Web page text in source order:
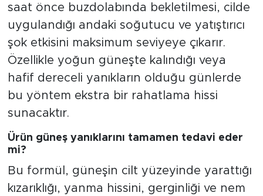
saat önce buzdolabında bekletilmesi, cilde
uygulandığı andaki soğutucu ve yatıştırıcı
şok etkisini maksimum seviyeye çıkarır.
Özellikle yoğun güneşte kalındığı veya
hafif dereceli yanıkların olduğu günlerde
bu yöntem ekstra bir rahatlama hissi
sunacaktır.
Ürün güneş yanıklarını tamamen tedavi eder
mi?
Bu formül, güneşin cilt yüzeyinde yarattığı
kızarıklığı, yanma hissini, gerginliği ve nem